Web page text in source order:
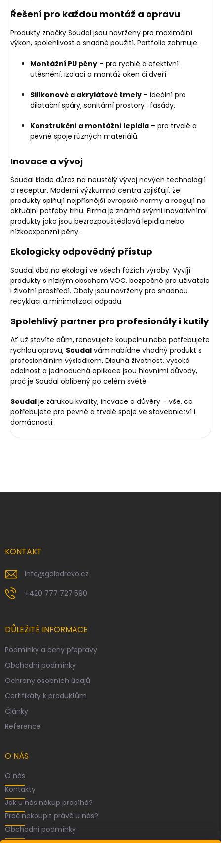
Řešení pro každou montáž a opravu
Produkty značky Soudal jsou navrženy pro maximální
výkon, spolehlivost a snadné použití. Portfolio zahrnuje:
Montážní PU pěny – pro rychlé a efektivní
utěsnění, izolaci a montáž oken či dveří.
Silikonové a akrylátové tmely – ideální pro
dilatační spáry, sanitární prostory i fasády.
Konstrukční a montážní lepidla – pro trvalé a
pevné spoje různých materiálů.
Inovace a vývoj
Soudal klade důraz na neustálý vývoj nových technologií
a receptur. Moderní výzkumná centra zajišťují, že
produkty splňují nejpřísnější evropské normy a reagují na
aktuální potřeby trhu. Firma je známá svými inovativními
produkty jako jsou bezrozpouštědlová lepidla nebo
nízkoexpanzní pěny.
Ekologicky odpovědný přístup
Soudal dbá na ekologii ve všech fázích výroby. Vyvíjí
produkty s nízkým obsahem VOC, bezpečné pro uživatele
i životní prostředí. Obaly jsou navrženy pro snadnou
recyklaci a minimalizaci odpadu.
Spolehlivý partner pro profesionály i kutily
Ať už stavíte dům, renovujete koupelnu nebo potřebujete
rychlou opravu, Soudal vám nabídne vhodný produkt s
profesionálním výsledkem. Dlouhá životnost, vysoká
odolnost a jednoduchá aplikace jsou hlavními důvody,
proč je Soudal oblíbený po celém světě.
Soudal je zárukou kvality, inovace a důvěry – vše, co
potřebujete pro pevné a trvalé spoje ve stavebnictví i
domácnosti.
KONTAKT
Info@galadrevo.cz
+420 777 727 590
DŮLEŽITÉ INFORMACE
Podmínky a ceny přepravy
Obchodní podmínky
Ochrany osobních údajů
Certifikáty k produktům
Články
Reference
O NÁS
O nás
Kontakty
Jak u nás nákup probíhá?
Proč nakoupit právě u nás?
Obchodní podmínky